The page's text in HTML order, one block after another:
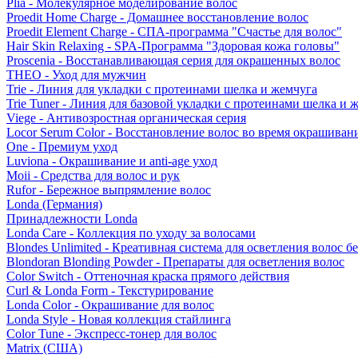
Plia - Молекулярное моделирование волос
Proedit Home Charge - Домашнее восстановление волос
Proedit Element Charge - СПА-программа "Счастье для волос"
Hair Skin Relaxing - SPA-Программа "Здоровая кожа головы"
Proscenia - Восстанавливающая серия для окрашенных волос
THEO - Уход для мужчин
Trie - Линия для укладки с протеинами шелка и жемчуга
Trie Tuner - Линия для базовой укладки с протеинами шелка и
Viege - Антивозростная органическая серия
Locor Serum Color - Восстановление волос во время
One - Премиум уход
Luviona - Окрашивание и anti-age уход
Moii - Средства для волос и рук
Rufor - Бережное выпрямление волос
Londa (Германия)
Принадлежности Londa
Londa Care - Коллекция по уходу за волосами
Blondes Unlimited - Креативная система для осветления волос
Blondoran Blonding Powder - Препараты для осветления волос
Color Switch - Оттеночная краска прямого действия
Curl & Londa Form - Текстурирование
Londa Color - Окрашивание для волос
Londa Style - Новая коллекция стайлинга
Color Tune - Экспресс-тонер для волос
Matrix (США)